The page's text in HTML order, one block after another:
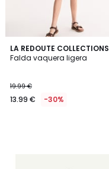
LA REDOUTE COLLECTIONS
Falda vaquera ligera
19.99 €
13.99 € -30%